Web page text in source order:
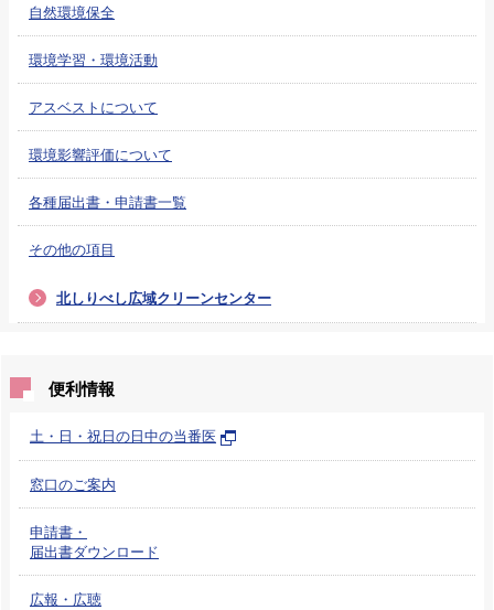
自然環境保全
環境学習・環境活動
アスベストについて
環境影響評価について
各種届出書・申請書一覧
その他の項目
北しりべし広域クリーンセンター
便利情報
土・日・祝日の日中の当番医
窓口のご案内
申請書・
届出書ダウンロード
広報・広聴